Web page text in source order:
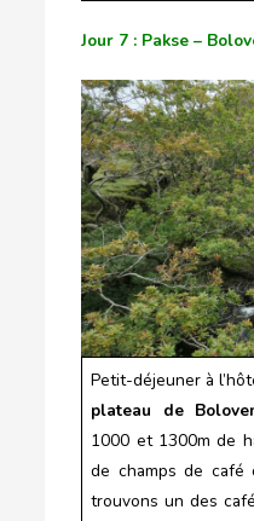
Jour 7 : Pakse –
Petit-déjeuner à
plateau de
1000 et 1300m de
de champs de café
trouvons un des